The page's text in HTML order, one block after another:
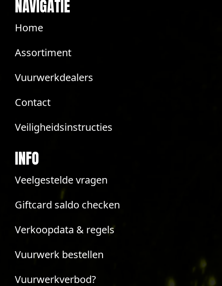
NAVIGATIE
Home
Assortiment
Vuurwerkdealers
Contact
Veiligheidsinstructies
INFO
Veelgestelde vragen
Giftcard saldo checken
Verkoopdata & regels
Vuurwerk bestellen
Vuurwerkverbod?